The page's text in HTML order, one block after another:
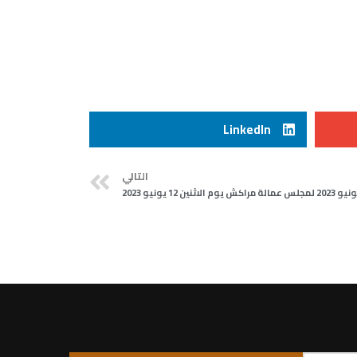
LinkedIn
التالي
2023